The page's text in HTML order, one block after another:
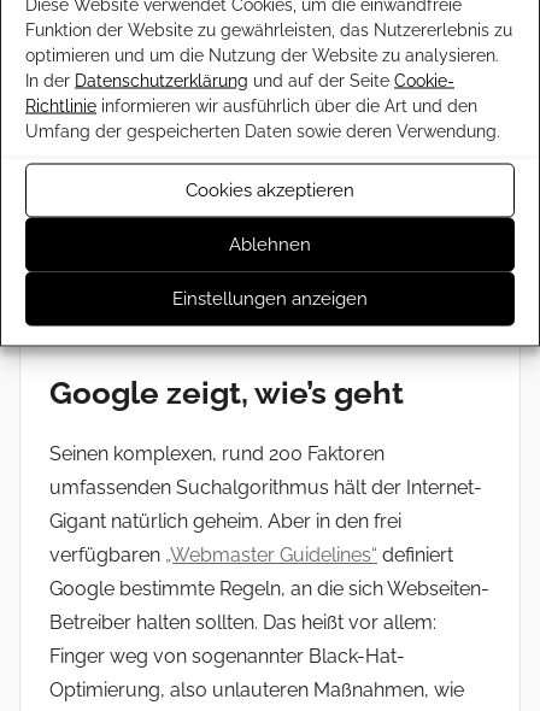
Funktion der Website zu gewährleisten, das Nutzererlebnis zu
optimieren und um die Nutzung der Website zu analysieren.
In der Datenschutzerklärung und auf der Seite Cookie-
Richtlinie informieren wir ausführlich über die Art und den
Umfang der gespeicherten Daten sowie deren Verwendung.
Cookies akzeptieren
Ablehnen
Einstellungen anzeigen
Plätze in den Suchmaschinenrankings. Es lohnt
sich daher, Zeit und Geld in die Erstellung von
Content zu investieren. Gute Inhalte müssen dem
Leser einen Mehrwert bringen, ihn informieren
Keywords enthalten, sprachlich und
grammatikalisch korrekt sein – und sie sollten
natürlich einzigartig sein. Denn Google erkennt
kopierte Inhalte, sogenannten Duplicate Content,
und wertet die Suchergebnisse entsprechend ab.
Google zeigt, wie’s geht
Seinen komplexen, rund 200 Faktoren
umfassenden Suchalgorithmus hält der Internet-
Gigant natürlich geheim. Aber in den frei
verfügbaren „Webmaster Guidelines“ definiert
Google bestimmte Regeln, an die sich Webseiten-
Betreiber halten sollten. Das heißt vor allem:
Finger weg von sogenannter Black-Hat-
Optimierung, also unlauteren Maßnahmen, wie